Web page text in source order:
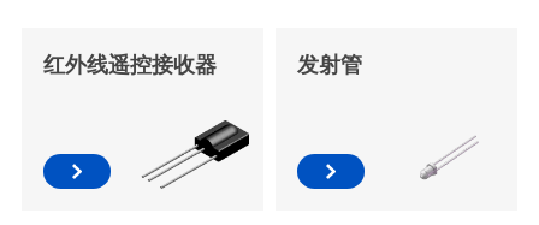
红外线遥控接收器 发射管